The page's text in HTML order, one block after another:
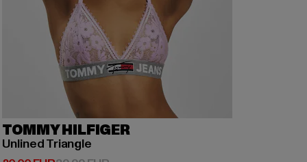
TOMMY HILFIGER
Unlined Triangle